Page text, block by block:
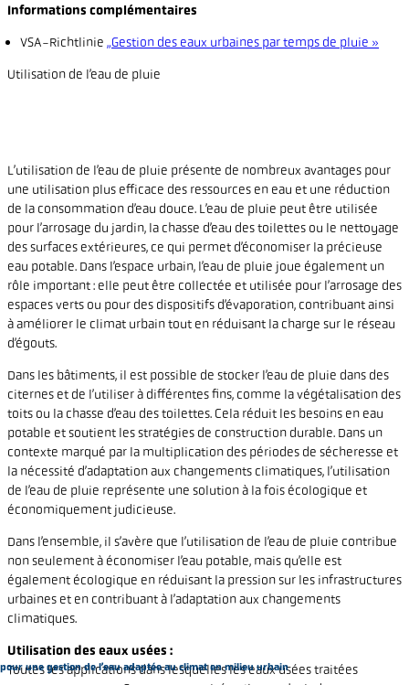
pour une gestion de l’eau adaptée au climat en milieu urbain
Informations complémentaires
VSA-Richtlinie „Gestion des eaux urbaines par temps de pluie »
Utilisation de l’eau de pluie
L’utilisation de l’eau de pluie présente de nombreux avantages pour
une utilisation plus efficace des ressources en eau et une réduction
de la consommation d’eau douce. L’eau de pluie peut être utilisée
pour l’arrosage du jardin, la chasse d’eau des toilettes ou le nettoyage
des surfaces extérieures, ce qui permet d’économiser la précieuse
eau potable. Dans l’espace urbain, l’eau de pluie joue également un
rôle important : elle peut être collectée et utilisée pour l’arrosage des
espaces verts ou pour des dispositifs d’évaporation, contribuant ainsi
à améliorer le climat urbain tout en réduisant la charge sur le réseau
d’égouts.
Dans les bâtiments, il est possible de stocker l’eau de pluie dans des
citernes et de l’utiliser à différentes fins, comme la végétalisation des
toits ou la chasse d’eau des toilettes. Cela réduit les besoins en eau
potable et soutient les stratégies de construction durable. Dans un
contexte marqué par la multiplication des périodes de sécheresse et
la nécessité d’adaptation aux changements climatiques, l’utilisation
de l’eau de pluie représente une solution à la fois écologique et
économiquement judicieuse.
Dans l’ensemble, il s’avère que l’utilisation de l’eau de pluie contribue
non seulement à économiser l’eau potable, mais qu’elle est
également écologique en réduisant la pression sur les infrastructures
urbaines et en contribuant à l’adaptation aux changements
climatiques.
Utilisation des eaux usées :
Toutes les applications dans lesquelles les eaux usées traitées